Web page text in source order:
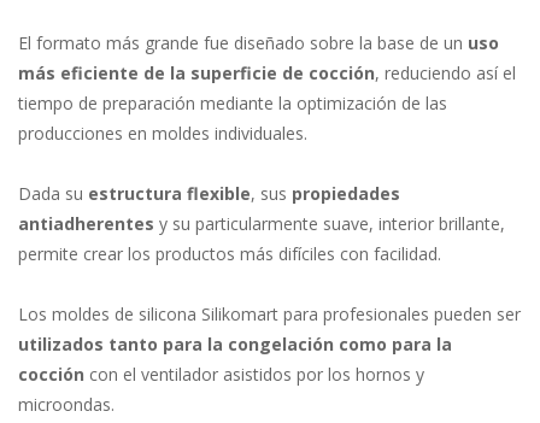
El formato más grande fue diseñado sobre la base de un uso
más eficiente de la superficie de cocción, reduciendo así el
tiempo de preparación mediante la optimización de las
producciones en moldes individuales.
Dada su estructura flexible, sus propiedades
antiadherentes y su particularmente suave, interior brillante,
permite crear los productos más difíciles con facilidad.
Los moldes de silicona Silikomart para profesionales pueden ser
utilizados tanto para la congelación como para la
cocción con el ventilador asistidos por los hornos y
microondas.